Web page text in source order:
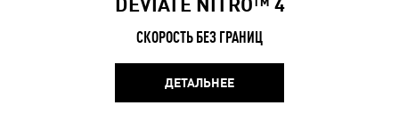
СКОРОСТЬ БЕЗ ГРАНИЦ
ДЕТАЛЬНЕЕ